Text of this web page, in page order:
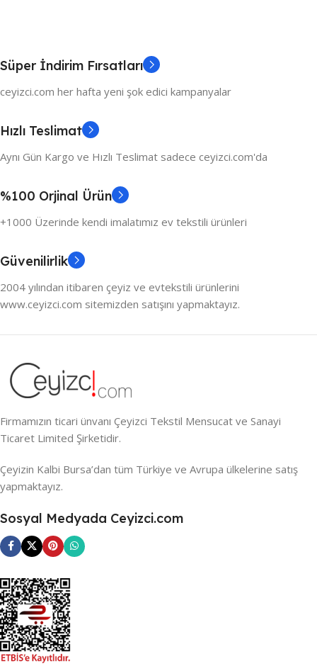
Süper İndirim Fırsatları
ceyizci.com her hafta yeni şok edici kampanyalar
Hızlı Teslimat
Aynı Gün Kargo ve Hızlı Teslimat sadece ceyizci.com'da
%100 Orjinal Ürün
+1000 Üzerinde kendi imalatımız ev tekstili ürünleri
Güvenilirlik
2004 yılından itibaren çeyiz ve evtekstili ürünlerini
www.ceyizci.com sitemizden satışını yapmaktayız.
Firmamızın ticari ünvanı Çeyizci Tekstil Mensucat ve Sanayi
Ticaret Limited Şirketidir.
Çeyizin Kalbi Bursa’dan tüm Türkiye ve Avrupa ülkelerine satış
yapmaktayız.
Sosyal Medyada Ceyizci.com